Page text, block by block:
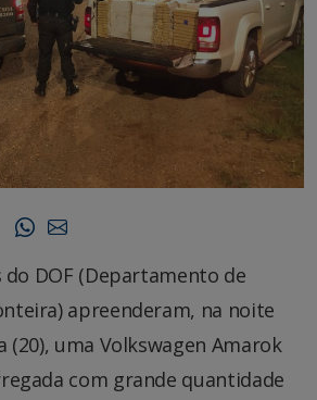
DOF (Departamento de
apreenderam, na noite
uma Volkswagen Amarok
com grande quantidade